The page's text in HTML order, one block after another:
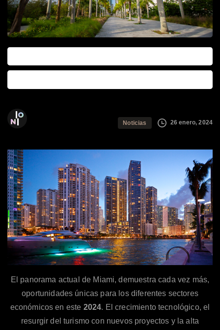
Noticias 26 enero, 2024
El panorama actual de Miami, demuestra cada vez más,
oportunidades únicas para los diferentes sectores
económicos en este 2024. El crecimiento tecnológico, el
resurgir del turismo con nuevos proyectos y la alta